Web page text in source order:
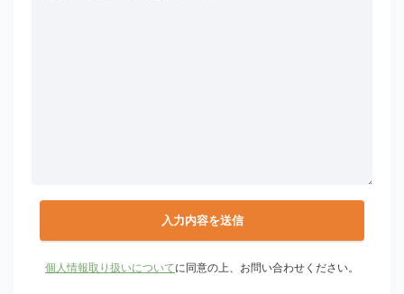
個人情報取り扱いについてに同意の上、お問い合わせください。